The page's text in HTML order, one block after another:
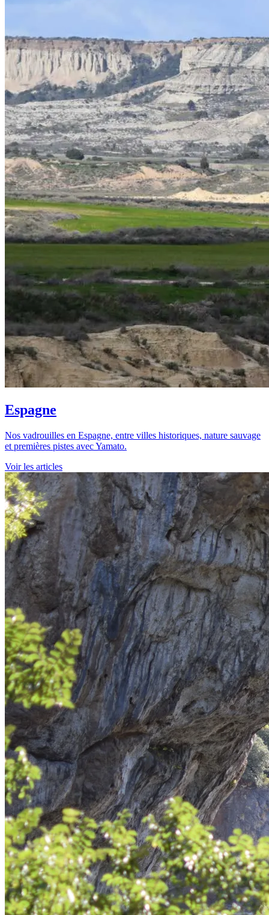
Espagne
Nos vadrouilles en Espagne, entre villes historiques, nature sauvage
et premières pistes avec Yamato.
Voir les articles